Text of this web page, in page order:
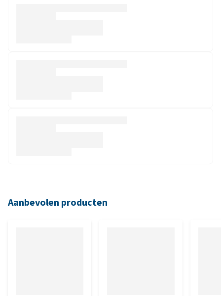
Aanbevolen producten